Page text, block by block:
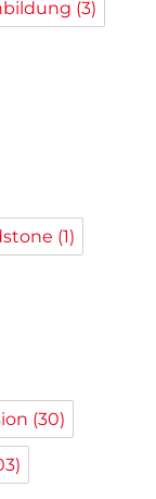
(3)
(1)
(30)